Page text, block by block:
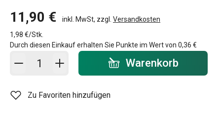
11,90 € inkl. MwSt, zzgl. Versandkosten
1,98 €/Stk.
Durch diesen Einkauf erhalten Sie Punkte im Wert von 0,36 €
In den Warenkorb - Menge Warenkorb
Zu Favoriten hinzufügen